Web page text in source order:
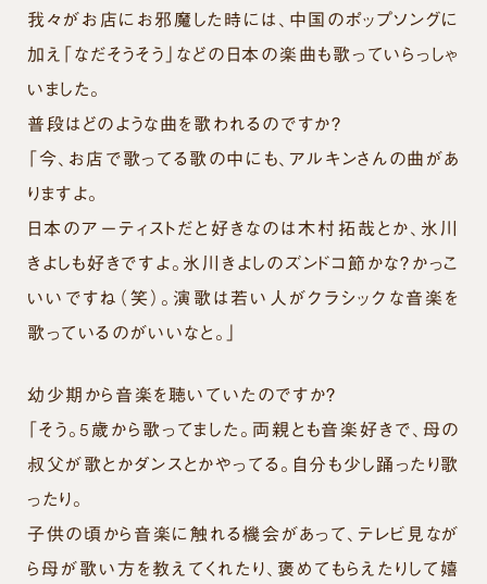
我々がお店にお邪魔した時には、中国のポップソングに
加え「なだそうそう」などの日本の楽曲も歌っていらっしゃ
いました。
普段はどのような曲を歌われるのですか？
「今、お店で歌ってる歌の中にも、アルキンさんの曲があ
りますよ。
日本のアーティストだと好きなのは木村拓哉とか、氷川
きよしも好きですよ。氷川きよしのズンドコ節かな？かっこ
いいですね（笑）。演歌は若い人がクラシックな音楽を
歌っているのがいいなと。」
幼少期から音楽を聴いていたのですか？
「そう。5歳から歌ってました。両親とも音楽好きで、母の
叔父が歌とかダンスとかやってる。自分も少し踊ったり歌
ったり。
子供の頃から音楽に触れる機会があって、テレビ見なが
ら母が歌い方を教えてくれたり、褒めてもらえたりして嬉